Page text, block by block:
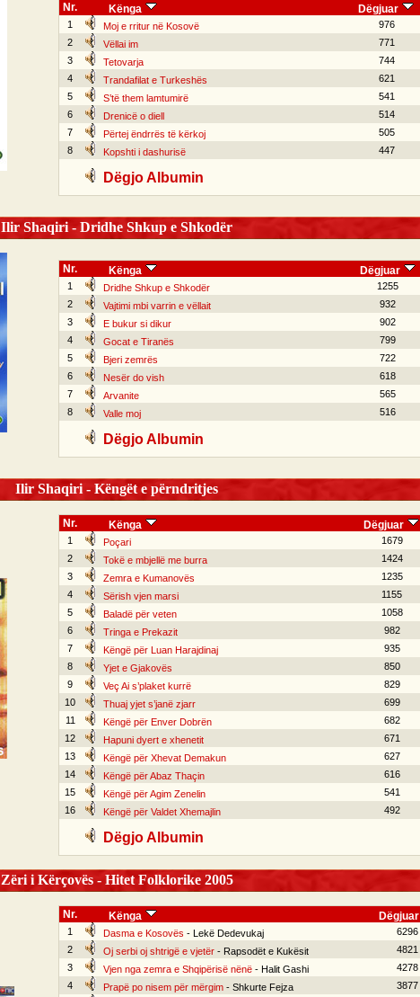
Nr. Kënga Dëgjuar
1 Moj e rritur në Kosovë
976
2
Vëllai im
771
3
Tetovarja
744
4
Trandafilat e Turkeshës
621
5
S’të them lamtumirë
541
6
Drenicë o diell
514
7
Përtej ëndrrës të kërkoj
505
8
Kopshti i dashurisë 447
Dëgjo Albumin
Ilir Shaqiri - Dridhe Shkup e Shkodër
Nr. Kënga Dëgjuar
1 Dridhe Shkup e Shkodër
1255
2
Vajtimi mbi varrin e vëllait
932
3
E bukur si dikur
902
4
Gocat e Tiranës
799
5
Bjeri zemrës
722
6
Nesër do vish
618
7
Arvanite
565
8
Valle moj 516
Dëgjo Albumin
Ilir Shaqiri - Këngët e përndritjes
Nr. Kënga Dëgjuar
1 Poçari
1679
2
Tokë e mbjellë me burra
1424
3
Zemra e Kumanovës
1235
4
Sërish vjen marsi
1155
5
Baladë për veten
1058
6
Tringa e Prekazit
982
7
Këngë për Luan Harajdinaj
935
8
Yjet e Gjakovës
850
9
Veç Ai s’plaket kurrë
829
10
Thuaj yjet s’janë zjarr
699
11
Këngë për Enver Dobrën
682
12
Hapuni dyert e xhenetit
671
13
Këngë për Xhevat Demakun
627
14
Këngë për Abaz Thaçin
616
15
Këngë për Agim Zenelin
541
16
Këngë për Valdet Xhemajlin 492
Dëgjo Albumin
Zëri i Kërçovës - Hitet Folklorike 2005
Nr. Kënga Dëgjuar
1 Dasma e Kosovës - Lekë Dedevukaj
6296
2
Oj serbi oj shtrigë e vjetër- Rapsodët e Kukësit
4821
3
Vjen nga zemra e Shqipërisë nënë- Halit Gashi
4278
4
Prapë po nisem për mërgim- Shkurte Fejza 3877